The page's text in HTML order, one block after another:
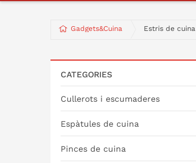
Gadgets&Cuina Estris de cuina
CATEGORIES
Cullerots i escumaderes
Espàtules de cuina
Pinces de cuina